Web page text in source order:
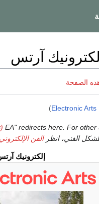
المحتويات آرتس
الصفحة
Electronic Arts
)
الفني، انظرالفن الإلكتروني
إلكترونيك